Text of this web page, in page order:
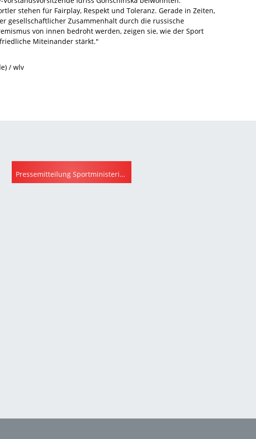
stehen für Fairplay, Respekt und Toleranz. Gerade in Zeiten,
gesellschaftlicher Zusammenhalt durch die russische
von innen bedroht werden, zeigen sie, wie der Sport
Miteinander stärkt."
/ wlv
Pressemitteilung Sportministerin verleiht Auszeichnungen (BMI)